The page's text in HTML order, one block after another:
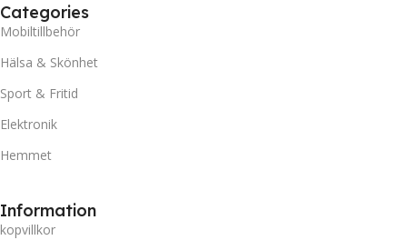
Categories
Mobiltillbehör
Hälsa & Skönhet
Sport & Fritid
Elektronik
Hemmet
Information
kopvillkor